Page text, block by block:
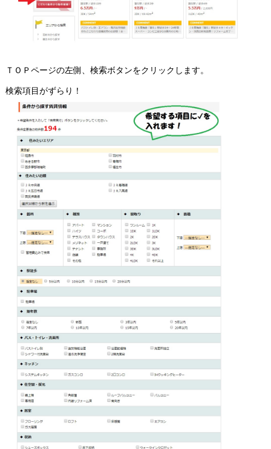
ＴＯＰページの左側、検索ボタンをクリックします。
検索項目がずらり！